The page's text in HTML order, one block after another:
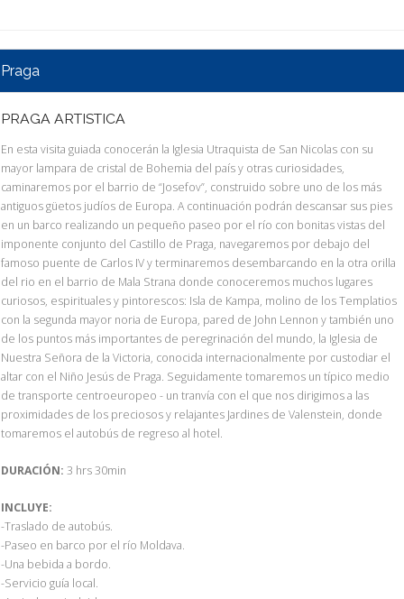
Praga
PRAGA ARTISTICA
En esta visita guiada conocerán la Iglesia Utraquista de San Nicolas con su
mayor lampara de cristal de Bohemia del país y otras curiosidades,
caminaremos por el barrio de “Josefov”, construido sobre uno de los más
antiguos güetos judíos de Europa. A continuación podrán descansar sus pies
en un barco realizando un pequeño paseo por el río con bonitas vistas del
imponente conjunto del Castillo de Praga, navegaremos por debajo del
famoso puente de Carlos IV y terminaremos desembarcando en la otra orilla
del rio en el barrio de Mala Strana donde conoceremos muchos lugares
curiosos, espirituales y pintorescos: Isla de Kampa, molino de los Templatios
con la segunda mayor noria de Europa, pared de John Lennon y también uno
de los puntos más importantes de peregrinación del mundo, la Iglesia de
Nuestra Señora de la Victoria, conocida internacionalmente por custodiar el
altar con el Niño Jesús de Praga. Seguidamente tomaremos un típico medio
de transporte centroeuropeo - un tranvía con el que nos dirigimos a las
proximidades de los preciosos y relajantes Jardines de Valenstein, donde
tomaremos el autobús de regreso al hotel.
DURACIÓN: 3 hrs 30min
INCLUYE:
-Traslado de autobús.
-Paseo en barco por el río Moldava.
-Una bebida a bordo.
-Servicio guía local.